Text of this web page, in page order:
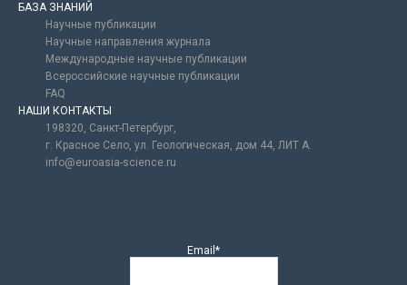
БАЗА ЗНАНИЙ
Научные публикации
Научные направления журнала
Международные научные публикации
Всероссийские научные публикации
FAQ
НАШИ КОНТАКТЫ
198320, Санкт-Петербург,
г. Красное Село, ул. Геологическая, дом 44, ЛИТ А.
info@euroasia-science.ru
Email*